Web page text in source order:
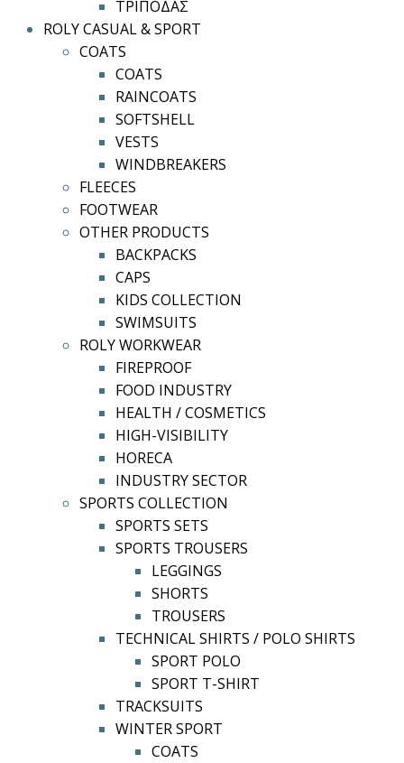
ΤΡΙΠΟΔΑΣ
ROLY CASUAL & SPORT
COATS
COATS
RAINCOATS
SOFTSHELL
VESTS
WINDBREAKERS
FLEECES
FOOTWEAR
OTHER PRODUCTS
BACKPACKS
CAPS
KIDS COLLECTION
SWIMSUITS
ROLY WORKWEAR
FIREPROOF
FOOD INDUSTRY
HEALTH / COSMETICS
HIGH-VISIBILITY
HORECA
INDUSTRY SECTOR
SPORTS COLLECTION
SPORTS SETS
SPORTS TROUSERS
LEGGINGS
SHORTS
TROUSERS
TECHNICAL SHIRTS / POLO SHIRTS
SPORT POLO
SPORT T-SHIRT
TRACKSUITS
WINTER SPORT
COATS